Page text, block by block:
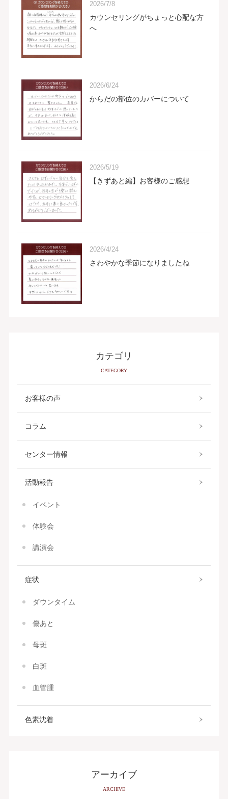
2026/7/8
カウンセリングがちょっと心配な方
へ
2026/6/24
からだの部位のカバーについて
2026/5/19
【きずあと編】お客様のご感想
2026/4/24
さわやかな季節になりましたね
カテゴリ
CATEGORY
お客様の声
コラム
センター情報
活動報告
イベント
体験会
講演会
症状
ダウンタイム
傷あと
母斑
白斑
血管腫
色素沈着
アーカイブ
ARCHIVE